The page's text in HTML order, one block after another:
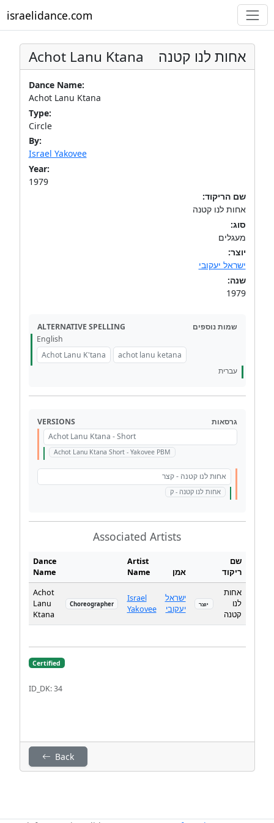
israelidance.com
Achot Lanu Ktana אחות לנו קטנה
Dance Name:
Achot Lanu Ktana
Type:
Circle
By:
Israel Yakovee
Year:
1979
שם הריקוד:
אחות לנו קטנה
סוג:
מעגלים
יוצר:
ישראל יעקובי
שנה:
1979
ALTERNATIVE SPELLING
שמות נוספים
English
Achot Lanu K'tana
achot lanu ketana
עברית
VERSIONS
גרסאות
Achot Lanu Ktana - Short
Achot Lanu Ktana Short - Yakovee PBM
אחות לנו קטנה - קצר
אחות לנו קטנה - ק
Associated Artists
Dance
Name
Artist
Name
אמן
שם
ריקוד
Achot
Lanu
Ktana
Choreographer
Israel
Yakovee
ישראל
יעקובי
יוצר
אחות
לנו
קטנה
Certified
ID_DK: 34
Back